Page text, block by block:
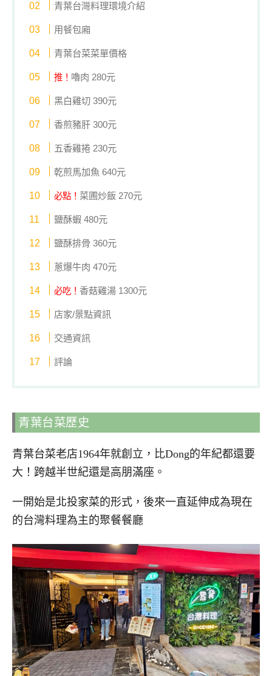
青葉台灣料理環境介紹
用餐包廂
青葉台菜菜單價格
推！ 嚕肉 280元
黑白雞切 390元
香煎豬肝 300元
五香雞捲 230元
乾煎馬加魚 640元
必點！ 菜圃炒飯 270元
鹽酥蝦 480元
鹽酥排骨 360元
蔥爆牛肉 470元
必吃！香菇雞湯 1300元
店家/景點資訊
交通資訊
評論
青葉台菜歷史
青葉台菜老店1964年就創立，比Dong的年紀都還要
大！跨越半世紀還是高朋滿座。
一開始是北投家菜的形式，後來一直延伸成為現在
的台灣料理為主的聚餐餐廳